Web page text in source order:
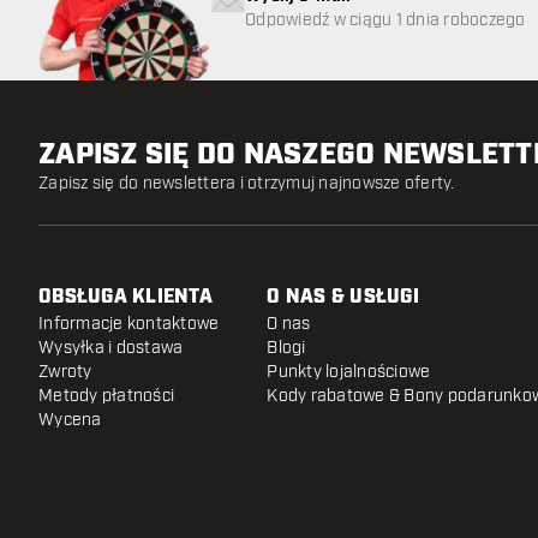
Odpowiedź w ciągu 1 dnia roboczego
ZAPISZ SIĘ DO NASZEGO
Zapisz się do newslettera i otrzymuj najnowsze oferty.
OBSŁUGA KLIENTA
Informacje kontaktowe
Wysyłka i dostawa
Zwroty
Metody płatności
Wycena
O NAS & USŁUGI
O nas
Blogi
Punkty lojalnościowe
Kody rabatowe & Bony